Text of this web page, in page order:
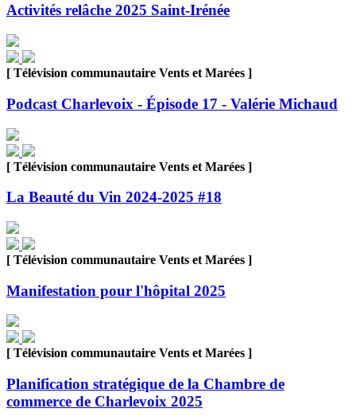
Activités relâche 2025 Saint-Irénée
[ Télévision communautaire Vents et Marées ]
Podcast Charlevoix - Épisode 17 - Valérie Michaud
[ Télévision communautaire Vents et Marées ]
La Beauté du Vin 2024-2025 #18
[ Télévision communautaire Vents et Marées ]
Manifestation pour l'hôpital 2025
[ Télévision communautaire Vents et Marées ]
Planification stratégique de la Chambre de
commerce de Charlevoix 2025